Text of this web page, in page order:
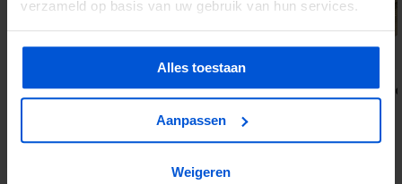
verzameld op basis van uw gebruik van hun services.
Alles toestaan
Aanpassen
Weigeren
4-L beslagset RVS incl. schroefjes
Geïmpregneerde